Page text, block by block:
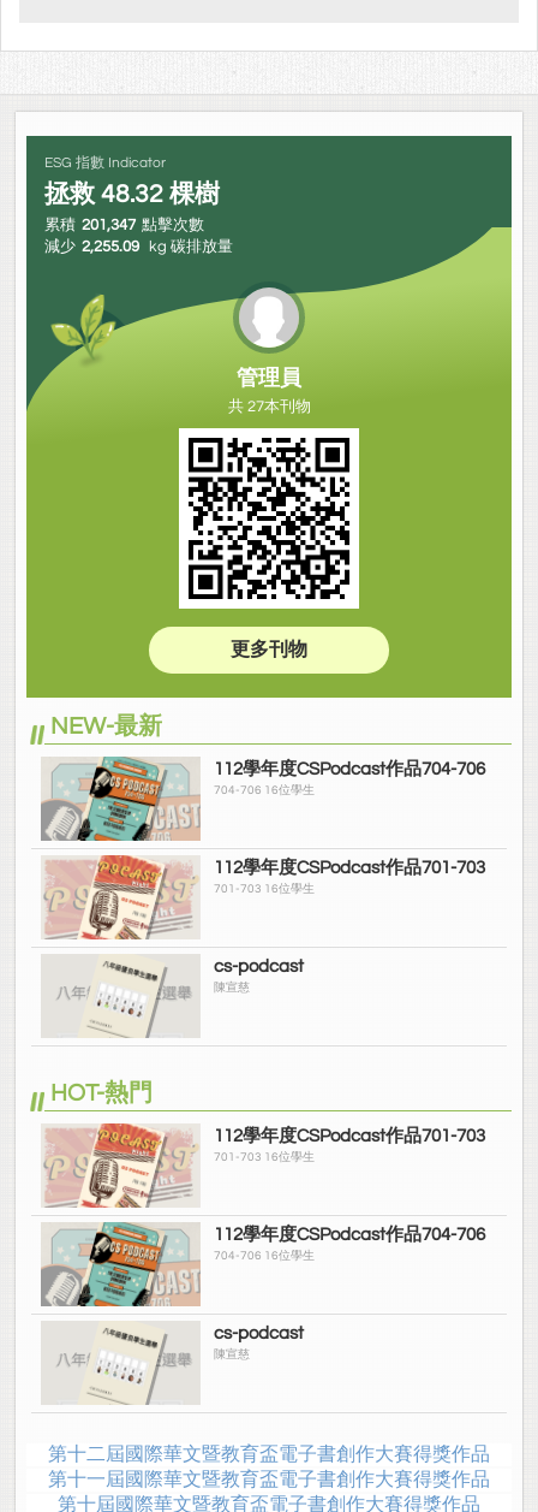
ESG 指數 Indicator
拯救 48.32 棵樹
累積 201,347 點擊次數
減少 2,255.09 kg 碳排放量
管理員
共 27本刊物
更多刊物
NEW-最新
112學年度CSPodcast作品704-706
704-706 16位學生
112學年度CSPodcast作品701-703
701-703 16位學生
cs-podcast
陳宣慈
HOT-熱門
112學年度CSPodcast作品701-703
701-703 16位學生
112學年度CSPodcast作品704-706
704-706 16位學生
cs-podcast
陳宣慈
第十二屆國際華文暨教育盃電子書創作大賽得獎作品
第十一屆國際華文暨教育盃電子書創作大賽得獎作品
第十屆國際華文暨教育盃電子書創作大賽得獎作品